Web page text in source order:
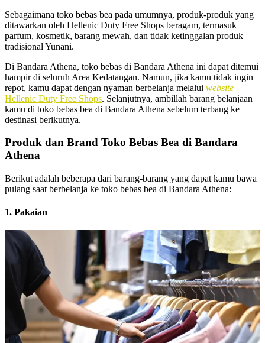
Sebagaimana toko bebas bea pada umumnya, produk-produk yang
ditawarkan oleh Hellenic Duty Free Shops beragam, termasuk
parfum, kosmetik, barang mewah, dan tidak ketinggalan produk
tradisional Yunani.
Di Bandara Athena, toko bebas di Bandara Athena ini dapat ditemui
hampir di seluruh Area Kedatangan. Namun, jika kamu tidak ingin
repot, kamu dapat dengan nyaman berbelanja melalui website
Hellenic Duty Free Shops. Selanjutnya, ambillah barang belanjaan
kamu di toko bebas bea di Bandara Athena sebelum terbang ke
destinasi berikutnya.
Produk dan Brand Toko Bebas Bea di Bandara
Athena
Berikut adalah beberapa dari barang-barang yang dapat kamu bawa
pulang saat berbelanja ke toko bebas bea di Bandara Athena:
1. Pakaian